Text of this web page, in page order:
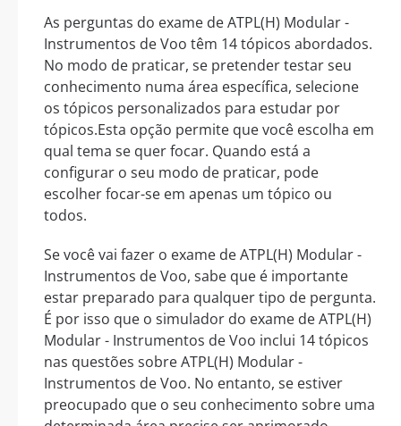
As perguntas do exame de ATPL(H) Modular -
Instrumentos de Voo têm 14 tópicos abordados.
No modo de praticar, se pretender testar seu
conhecimento numa área específica, selecione
os tópicos personalizados para estudar por
tópicos.Esta opção permite que você escolha em
qual tema se quer focar. Quando está a
configurar o seu modo de praticar, pode
escolher focar-se em apenas um tópico ou
todos.
Se você vai fazer o exame de ATPL(H) Modular -
Instrumentos de Voo, sabe que é importante
estar preparado para qualquer tipo de pergunta.
É por isso que o simulador do exame de ATPL(H)
Modular - Instrumentos de Voo inclui 14 tópicos
nas questões sobre ATPL(H) Modular -
Instrumentos de Voo. No entanto, se estiver
preocupado que o seu conhecimento sobre uma